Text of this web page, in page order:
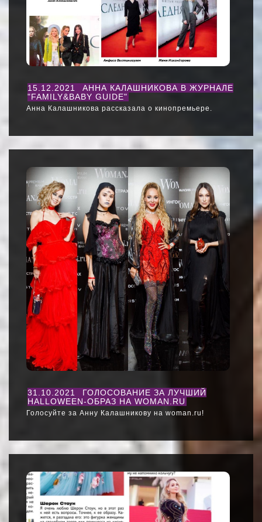
15.12.2021
АННА КАЛАШНИКОВА В ЖУРНАЛЕ
"FAMILY&BABY GUIDE"
Анна Калашникова рассказала о кинопремьере.
31.10.2021
ГОЛОСОВАНИЕ ЗА ЛУЧШИЙ
HALLOWEEN-ОБРАЗ НА WOMAN.RU
Голосуйте за Анну Калашникову на woman.ru!